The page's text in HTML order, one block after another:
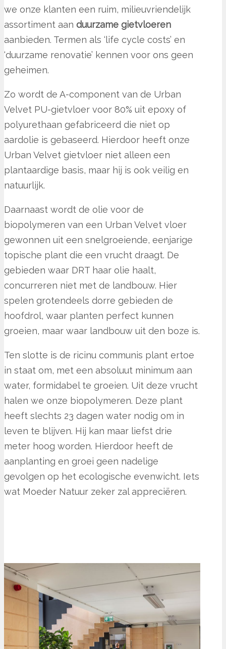
we onze klanten een ruim, milieuvriendelijk
assortiment aan duurzame gietvloeren
aanbieden. Termen als ‘life cycle costs’ en
‘duurzame renovatie’ kennen voor ons geen
geheimen.
Zo wordt de A-component van de Urban
Velvet PU-gietvloer voor 80% uit epoxy of
polyurethaan gefabriceerd die niet op
aardolie is gebaseerd. Hierdoor heeft onze
Urban Velvet gietvloer niet alleen een
plantaardige basis, maar hij is ook veilig en
natuurlijk.
Daarnaast wordt de olie voor de
biopolymeren van een Urban Velvet vloer
gewonnen uit een snelgroeiende, eenjarige
topische plant die een vrucht draagt. De
gebieden waar DRT haar olie haalt,
concurreren niet met de landbouw. Hier
spelen grotendeels dorre gebieden de
hoofdrol, waar planten perfect kunnen
groeien, maar waar landbouw uit den boze is.
Ten slotte is de ricinu communis plant ertoe
in staat om, met een absoluut minimum aan
water, formidabel te groeien. Uit deze vrucht
halen we onze biopolymeren. Deze plant
heeft slechts 23 dagen water nodig om in
leven te blijven. Hij kan maar liefst drie
meter hoog worden. Hierdoor heeft de
aanplanting en groei geen nadelige
gevolgen op het ecologische evenwicht. Iets
wat Moeder Natuur zeker zal appreciëren.